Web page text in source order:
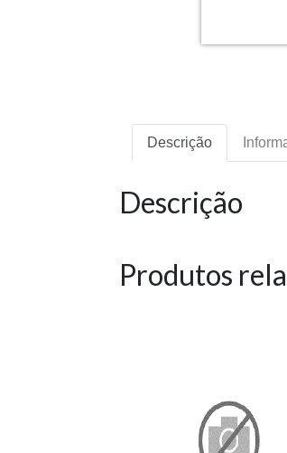
Descrição
Descrição
Produtos